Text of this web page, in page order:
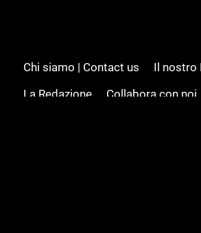
Chi siamo | Contact us
Il nostro
La Redazione
Collabora con noi